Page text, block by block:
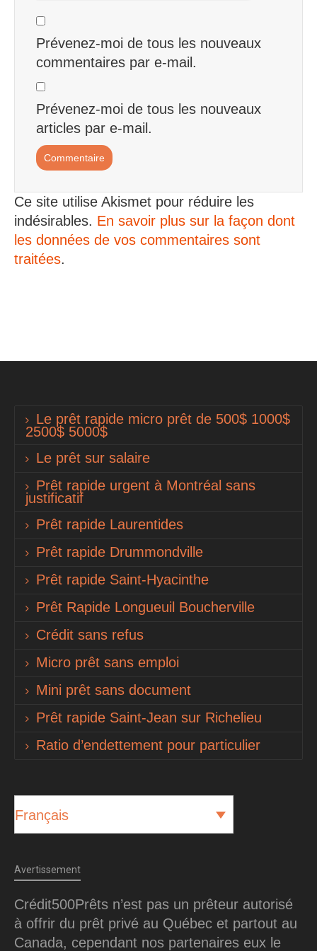
Prévenez-moi de tous les nouveaux
commentaires par e-mail.
Prévenez-moi de tous les nouveaux
articles par e-mail.
Ce site utilise Akismet pour réduire les
indésirables. En savoir plus sur la façon dont
les données de vos commentaires sont
traitées.
Le prêt rapide micro prêt de 500$ 1000$
2500$ 5000$
Le prêt sur salaire
Prêt rapide urgent à Montréal sans
justificatif
Prêt rapide Laurentides
Prêt rapide Drummondville
Prêt rapide Saint-Hyacinthe
Prêt Rapide Longueuil Boucherville
Crédit sans refus
Micro prêt sans emploi
Mini prêt sans document
Prêt rapide Saint-Jean sur Richelieu
Ratio d’endettement pour particulier
Français
Avertissement
Crédit500Prêts n’est pas un prêteur autorisé
à offrir du prêt privé au Québec et partout au
Canada, cependant nos partenaires eux le